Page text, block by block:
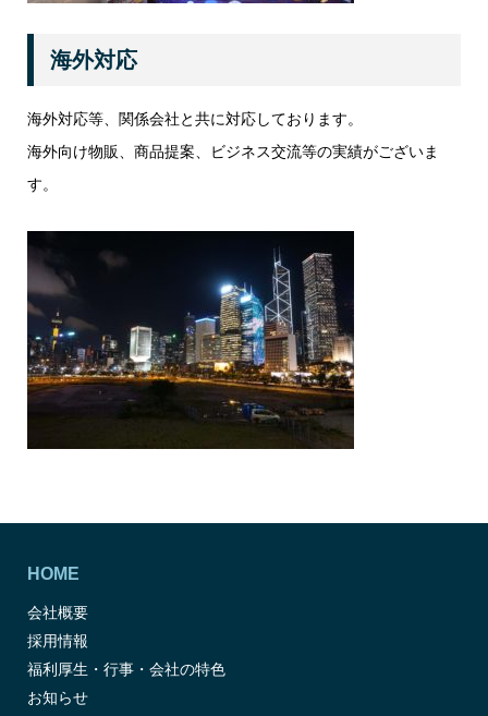
海外対応
海外対応等、関係会社と共に対応しております。
海外向け物販、商品提案、ビジネス交流等の実績がございま
す。
HOME
会社概要
採用情報
福利厚生・行事・会社の特色
お知らせ